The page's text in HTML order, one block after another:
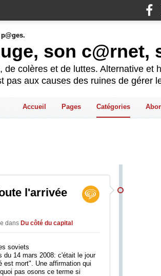
son c@rnet,
de colères et de luttes. Alternative et
pas aux causes des ruines de gérer
Accueil Pages Catégories
l'arrivée
dans Du côté du capital
du 14 mars 2008: c'était le jour
est mort". Une affirmation qui
pas osons ce terme si